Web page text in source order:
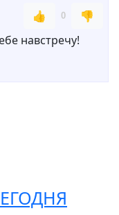
👍 0
👎
навстречу!